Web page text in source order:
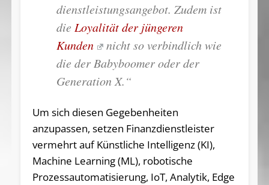
diens­t­­leis­tungs­­­an­ge­bot. Zu­dem ist
die Loyalität der jüngeren
Kunden
nicht so ver­bind­lich wie
die der Ba­by­boo­mer oder der
Generation X.“
Um sich diesen Gegebenheiten
anzupassen, setzen Finanzdienstleister
vermehrt auf Künstliche Intelligenz (KI),
Machine Learning (ML), robotische
Prozessautomatisierung, IoT, Analytik, Edge